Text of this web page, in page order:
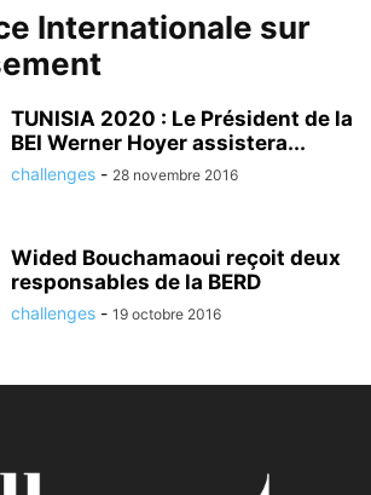
Internationale sur
TUNISIA 2020 : Le Président de la
BEI Werner Hoyer assistera...
challenges - 28 novembre 2016
Wided Bouchamaoui reçoit deux
responsables de la BERD
challenges - 19 octobre 2016